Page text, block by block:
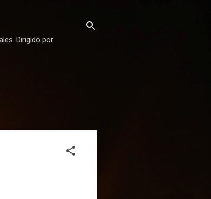
Dirigido por